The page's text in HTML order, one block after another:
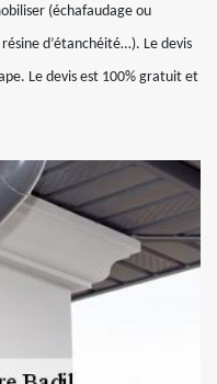
(échafaudage ou
d’étanchéité…). Le devis
Le devis est 100% gratuit et